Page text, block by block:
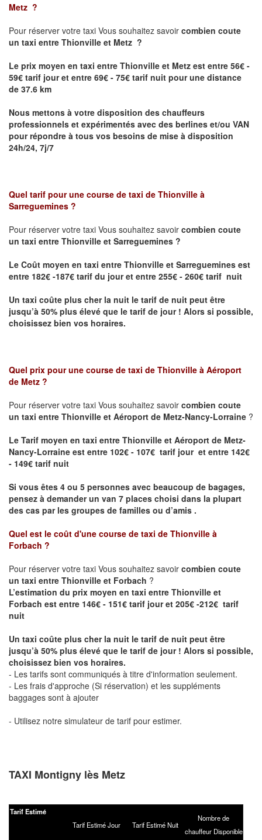
Metz ?
Pour réserver votre taxi Vous souhaitez savoir combien coute
un taxi entre Thionville et Metz ?
Le prix moyen en taxi entre Thionville et Metz est entre 56€ -
59€ tarif jour et entre 69€ - 75€ tarif nuit pour une distance
de 37.6 km
Nous mettons à votre disposition des chauffeurs
professionnels et expérimentés avec des berlines et/ou VAN
pour répondre à tous vos besoins de mise à disposition
24h/24, 7j/7
Quel tarif pour une course de taxi de Thionville à
Sarreguemines ?
Pour réserver votre taxi Vous souhaitez savoir combien coute
un taxi entre Thionville et Sarreguemines ?
Le Coût moyen en taxi entre Thionville et Sarreguemines est
entre 182€ -187€ tarif du jour et entre 255€ - 260€ tarif nuit
Un taxi coûte plus cher la nuit le tarif de nuit peut être
jusqu’à 50% plus élevé que le tarif de jour ! Alors si possible,
choisissez bien vos horaires.
Quel prix pour une course de taxi de Thionville à Aéroport
de Metz ?
Pour réserver votre taxi Vous souhaitez savoir combien coute
un taxi entre Thionville et Aéroport de Metz-Nancy-Lorraine ?
Le Tarif moyen en taxi entre Thionville et Aéroport de Metz-
Nancy-Lorraine est entre 102€ - 107€ tarif jour et entre 142€
- 149€ tarif nuit
Si vous êtes 4 ou 5 personnes avec beaucoup de bagages,
pensez à demander un van 7 places choisi dans la plupart
des cas par les groupes de familles ou d’amis .
Quel est le coût d'une course de taxi de Thionville à
Forbach ?
Pour réserver votre taxi Vous souhaitez savoir combien coute
un taxi entre Thionville et Forbach ?
L’estimation du prix moyen en taxi entre Thionville et
Forbach est entre 146€ - 151€ tarif jour et 205€ -212€ tarif
nuit
Un taxi coûte plus cher la nuit le tarif de nuit peut être
jusqu’à 50% plus élevé que le tarif de jour ! Alors si possible,
choisissez bien vos horaires.
- Les tarifs sont communiqués à titre d'information seulement.
- Les frais d'approche (Si réservation) et les suppléments
baggages sont à ajouter
- Utilisez notre simulateur de tarif pour estimer.
TAXI Montigny lès Metz
Tarif Estimé
Tarif Estimé Jour
Tarif Estimé Nuit
Nombre de
chauffeur Disponible